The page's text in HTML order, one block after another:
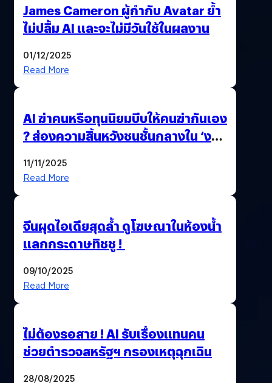
James Cameron ผู้กำกับ Avatar ย้ำ
ไม่ปลื้ม AI และจะไม่มีวันใช้ในผลงาน
01/12/2025
Read More
AI ฆ่าคนหรือทุนนิยมบีบให้คนฆ่ากันเอง
? ส่องความสิ้นหวังชนชั้นกลางใน ‘งาน
11/11/2025
Read More
จีนผุดไอเดียสุดล้ำ ดูโฆษณาในห้องน้ำ
แลกกระดาษทิชชู !
09/10/2025
Read More
ไม่ต้องรอสาย ! AI รับเรื่องแทนคน
ช่วยตำรวจสหรัฐฯ กรองเหตุฉุกเฉิน
28/08/2025